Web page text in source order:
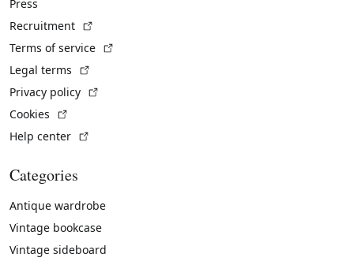
Press
Recruitment
Terms of service
Legal terms
Privacy policy
Cookies
Help center
Categories
Antique wardrobe
Vintage bookcase
Vintage sideboard